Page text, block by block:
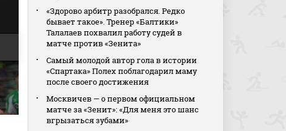
«Здорово арбитр разобрался. Редко
бывает такое». Тренер «Балтики»
Талалаев похвалил работу судей в
матче против «Зенита»
Самый молодой автор гола в истории
«Спартака» Полех поблагодарил маму
после своего достижения
Москвичев — о первом официальном
матче за «Зенит»: «Для меня это шанс
вгрызаться зубами»